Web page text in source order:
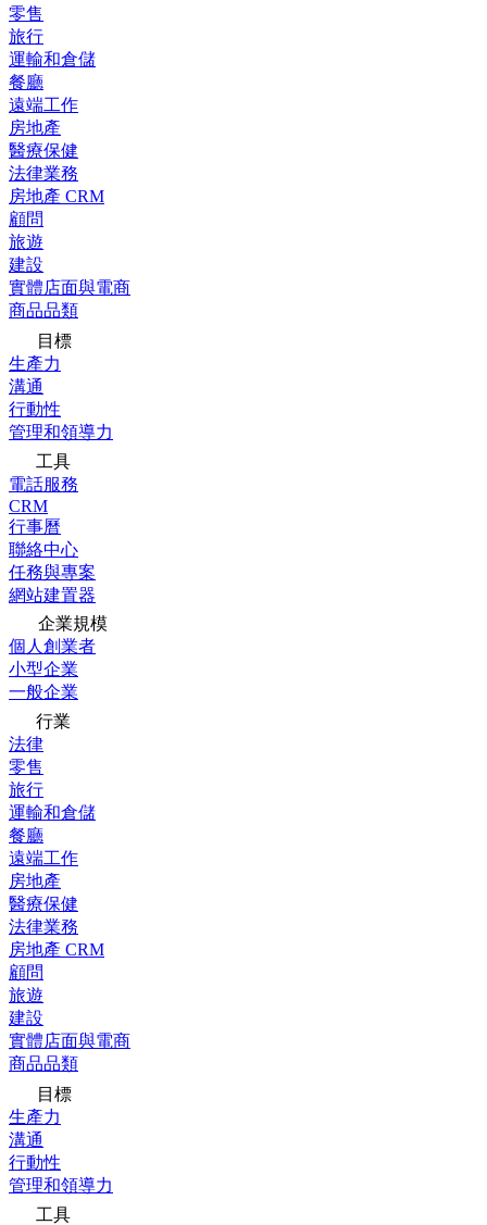
零售
旅行
運輸和倉儲
餐廳
遠端工作
房地產
醫療保健
法律業務
房地產 CRM
顧問
旅遊
建設
實體店面與電商
商品品類
目標
生產力
溝通
行動性
管理和領導力
工具
電話服務
CRM
行事曆
聯絡中心
任務與專案
網站建置器
企業規模
個人創業者
小型企業
一般企業
行業
法律
零售
旅行
運輸和倉儲
餐廳
遠端工作
房地產
醫療保健
法律業務
房地產 CRM
顧問
旅遊
建設
實體店面與電商
商品品類
目標
生產力
溝通
行動性
管理和領導力
工具